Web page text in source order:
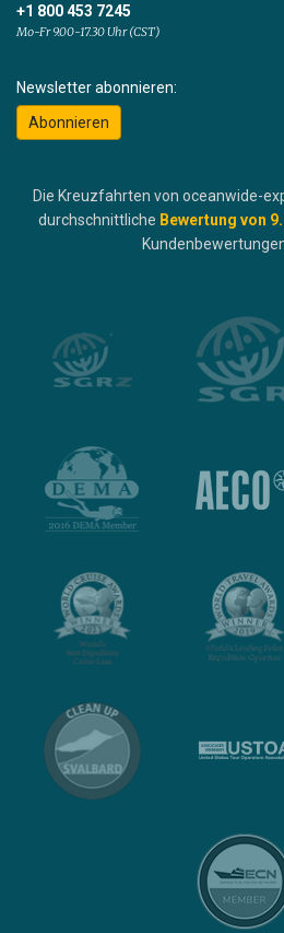
+1 800 453 7245
Mo-Fr 9.00-17.30 Uhr (CST)
Newsletter abonnieren:
Abonnieren
Die Kreuzfahrten von oceanwide-
durchschnittliche Bewertung von